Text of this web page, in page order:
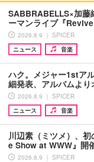
SABBRABELLS×加
ーマンライブ『
2026.8.9 ｜ SPICER
ニュース
音楽
ハク。メジャー1stア
細発表、アルバムよ
2026.8.9 ｜ SPICER
ニュース
音楽
川辺素（ミツメ）、
e Show at WWW』開
2026.8.9 ｜ SPICER